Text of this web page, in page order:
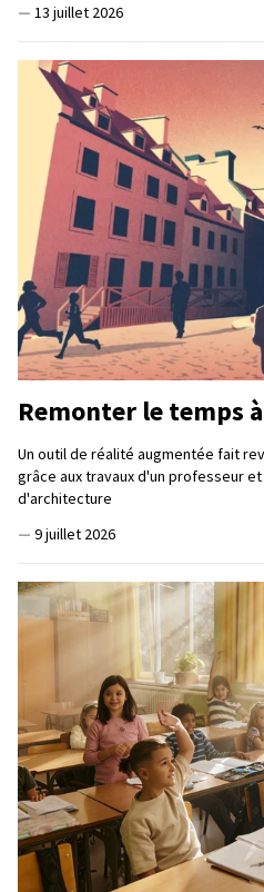
— 13 juillet 2026
Remonter le temps
Un outil de réalité augmentée fait
grâce aux travaux d'un professeur
d'architecture
— 9 juillet 2026